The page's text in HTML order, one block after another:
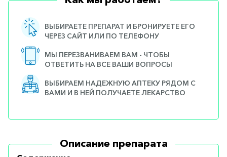
ВЫБИРАЕТЕ ПРЕПАРАТ И БРОНИРУЕТЕ ЕГО
ЧЕРЕЗ САЙТ ИЛИ ПО ТЕЛЕФОНУ
МЫ ПЕРЕЗВАНИВАЕМ ВАМ - ЧТОБЫ
ОТВЕТИТЬ НА ВСЕ ВАШИ ВОПРОСЫ
ВЫБИРАЕМ НАДЕЖНУЮ АПТЕКУ РЯДОМ С
ВАМИ И В НЕЙ ПОЛУЧАЕТЕ ЛЕКАРСТВО
Описание препарата